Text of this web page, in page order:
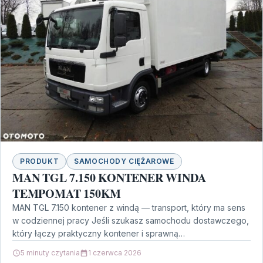
PRODUKT SAMOCHODY CIĘŻAROWE
MAN TGL 7.150 KONTENER WINDA
TEMPOMAT 150KM
MAN TGL 7.150 kontener z windą — transport, który ma sens
w codziennej pracy Jeśli szukasz samochodu dostawczego,
który łączy praktyczny kontener i sprawną…
5 minuty czytania 1 czerwca 2026